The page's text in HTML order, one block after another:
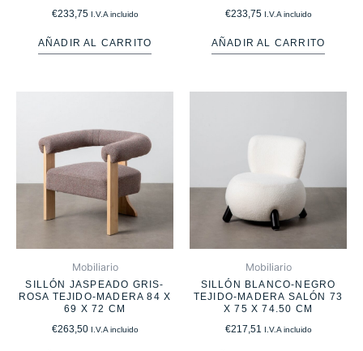
€233,75 I.V.A incluido
AÑADIR AL CARRITO
€233,75 I.V.A incluido
AÑADIR AL CARRITO
Mobiliario
SILLÓN JASPEADO GRIS-
ROSA TEJIDO-MADERA 84 X
69 X 72 CM
€263,50 I.V.A incluido
Mobiliario
SILLÓN BLANCO-NEGRO
TEJIDO-MADERA SALÓN 73
X 75 X 74.50 CM
€217,51 I.V.A incluido